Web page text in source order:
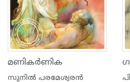
മണികർണിക
സുനില്‍ പരമേശ്വരന്‍